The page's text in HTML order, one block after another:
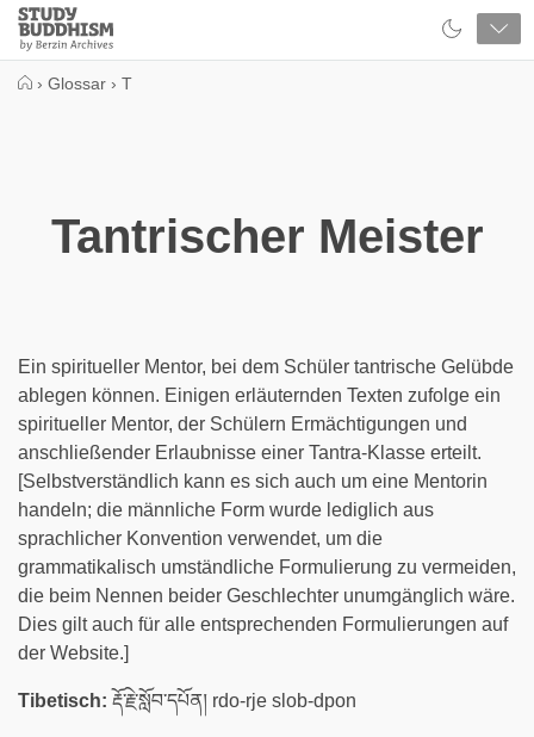
Close
Study
Buddhism
› Glossar › T
Tantrischer Meister
Ein spiritueller Mentor, bei dem Schüler tantrische Gelübde
ablegen können. Einigen erläuternden Texten zufolge ein
spiritueller Mentor, der Schülern Ermächtigungen und
anschließender Erlaubnisse einer Tantra-Klasse erteilt.
[Selbstverständlich kann es sich auch um eine Mentorin
handeln; die männliche Form wurde lediglich aus
sprachlicher Konvention verwendet, um die
grammatikalisch umständliche Formulierung zu vermeiden,
die beim Nennen beider Geschlechter unumgänglich wäre.
Dies gilt auch für alle entsprechenden Formulierungen auf
der Website.]
Tibetisch: རྡོ་རྗེ་སློབ་དཔོན། rdo-rje slob-dpon